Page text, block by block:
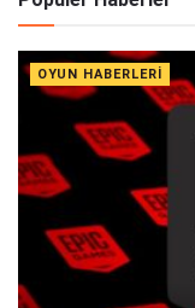
OYUN HABERLERI